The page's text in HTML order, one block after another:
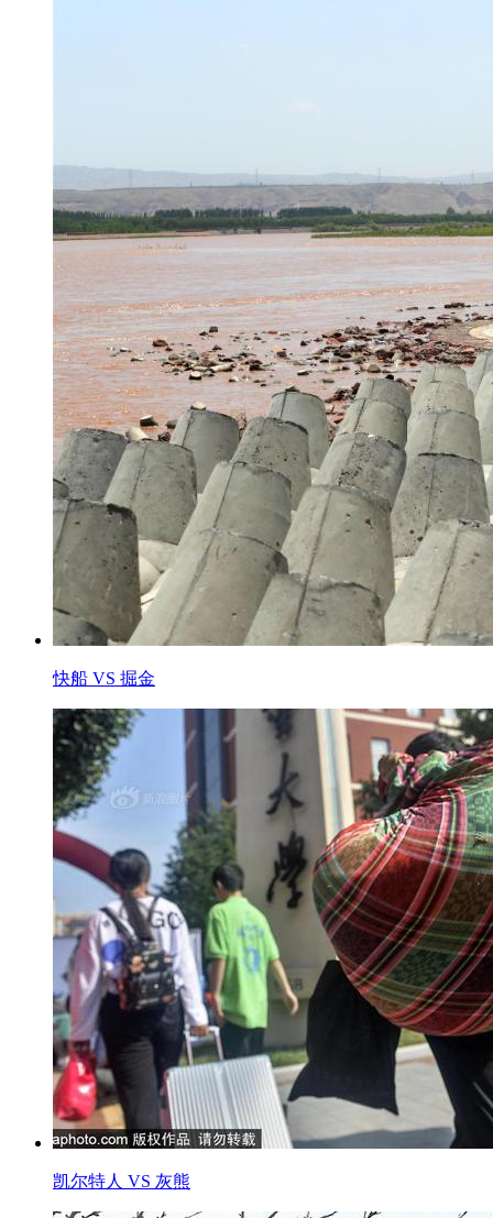
快船 VS 掘金
凯尔特人 VS 灰熊